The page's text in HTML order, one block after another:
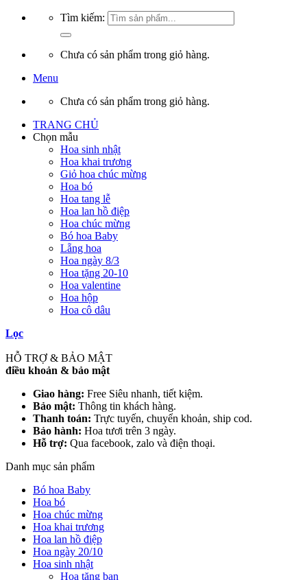
Tìm kiếm:
Chưa có sản phẩm trong giỏ hàng.
Menu
Chưa có sản phẩm trong giỏ hàng.
TRANG CHỦ
Chọn mẫu
Hoa sinh nhật
Hoa khai trương
Giỏ hoa chúc mừng
Hoa bó
Hoa tang lễ
Hoa lan hồ điệp
Hoa chúc mừng
Bó hoa Baby
Lẵng hoa
Hoa ngày 8/3
Hoa tặng 20-10
Hoa valentine
Hoa hộp
Hoa cô dâu
Lọc
HỖ TRỢ & BẢO MẬT
điều khoản & bảo mật
Giao hàng: Free Siêu nhanh, tiết kiệm.
Bảo mật: Thông tin khách hàng.
Thanh toán: Trực tuyến, chuyển khoản, ship cod.
Bảo hành: Hoa tươi trên 3 ngày.
Hỗ trợ: Qua facebook, zalo và điện thoại.
Danh mục sản phẩm
Bó hoa Baby
Hoa bó
Hoa chúc mừng
Hoa khai trương
Hoa lan hồ điệp
Hoa ngày 20/10
Hoa sinh nhật
Hoa tặng bạn